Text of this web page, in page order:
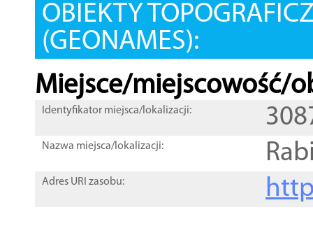
OBIEKTY
(GEONAMES):
Miejsce/miejscowość/
Identyfikator miejsca/lokalizacji:
Nazwa miejsca/lokalizacji:
Adres URI zasobu: